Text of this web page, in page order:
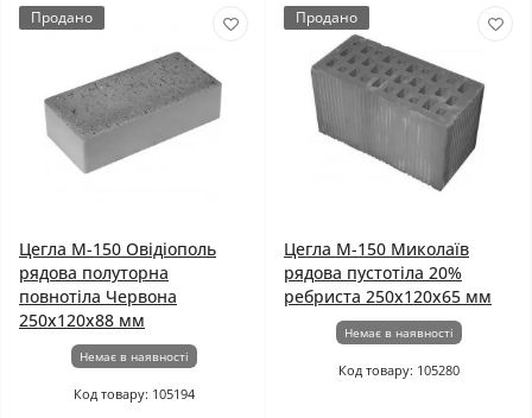
Продано
Цегла М-150 Овідіополь
рядова полуторна
повнотіла Червона
250х120х88 мм
Немає в наявності
Код товару: 105194
Продано
Цегла М-150 Миколаїв
рядова пустотіла 20%
ребриста 250х120х65 мм
Немає в наявності
Код товару: 105280